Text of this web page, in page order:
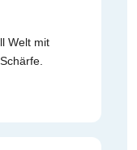
Welt mit